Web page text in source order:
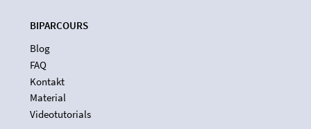
BIPARCOURS
Blog
FAQ
Kontakt
Material
Videotutorials